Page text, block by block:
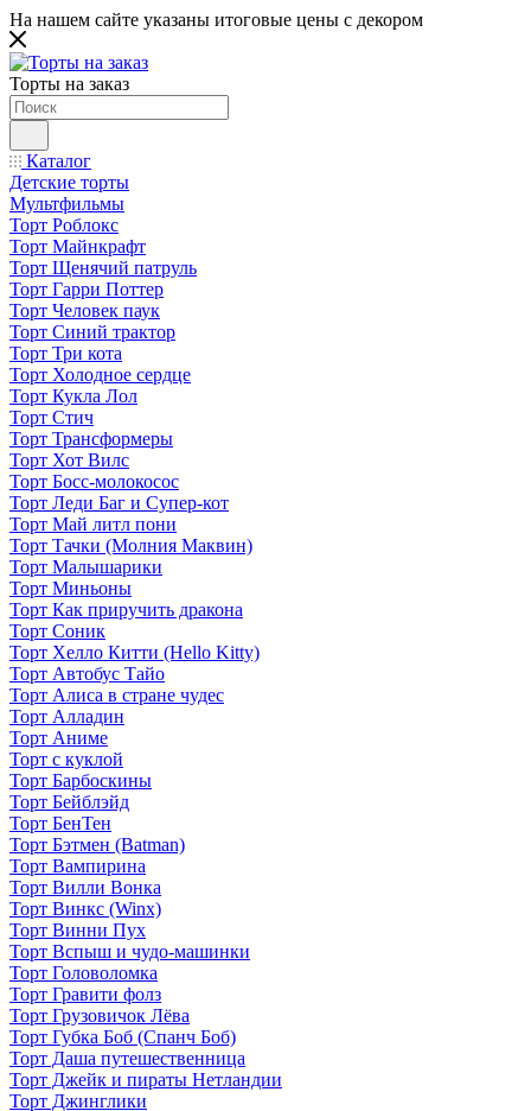
На нашем сайте указаны итоговые цены с декором
Торты на заказ
Каталог
Детские торты
Мультфильмы
Торт Роблокс
Торт Майнкрафт
Торт Щенячий патруль
Торт Гарри Поттер
Торт Человек паук
Торт Синий трактор
Торт Три кота
Торт Холодное сердце
Торт Кукла Лол
Торт Стич
Торт Трансформеры
Торт Хот Вилс
Торт Босс-молокосос
Торт Леди Баг и Супер-кот
Торт Май литл пони
Торт Тачки (Молния Маквин)
Торт Малышарики
Торт Миньоны
Торт Как приручить дракона
Торт Соник
Торт Хелло Китти (Hello Kitty)
Торт Автобус Тайо
Торт Алиса в стране чудес
Торт Алладин
Торт Аниме
Торт с куклой
Торт Барбоскины
Торт Бейблэйд
Торт БенТен
Торт Бэтмен (Batman)
Торт Вампирина
Торт Вилли Вонка
Торт Винкс (Winx)
Торт Винни Пух
Торт Вспыш и чудо-машинки
Торт Головоломка
Торт Гравити фолз
Торт Грузовичок Лёва
Торт Губка Боб (Спанч Боб)
Торт Даша путешественница
Торт Джейк и пираты Нетландии
Торт Джинглики